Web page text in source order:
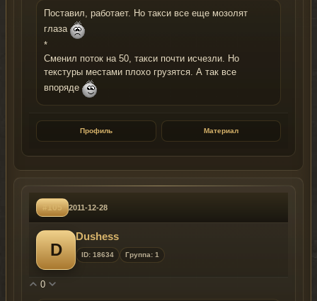
Поставил, работает. Но такси все еще мозолят
глаза
*
Сменил поток на 50, такси почти исчезли. Но
текстуры местами плохо грузятся. А так все
впоряде
Профиль Материал
#105 2011-12-28
D
Dushess
ID: 18634 Группа: 1
0